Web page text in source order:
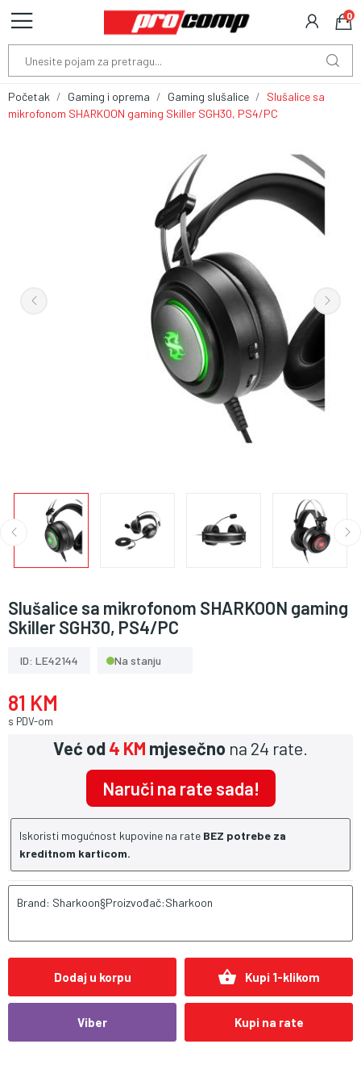
0
Početak Gaming i oprema Gaming slušalice
Slušalice sa
mikrofonom SHARKOON gaming Skiller SGH30, PS4/PC
Slušalice sa mikrofonom SHARKOON gaming
Skiller SGH30, PS4/PC
ID: LE42144 Na stanju
81 KM
s PDV-om
Već od4 KM mjesečno na 24 rate.
Naruči na rate sada!
Iskoristi mogućnost kupovine na rate BEZ potrebe za
kreditnom karticom.
Brand: Sharkoon§Proizvođač:Sharkoon
Dodaj u korpu shopping_basket Kupi 1-klikom
Viber Kupi na rate